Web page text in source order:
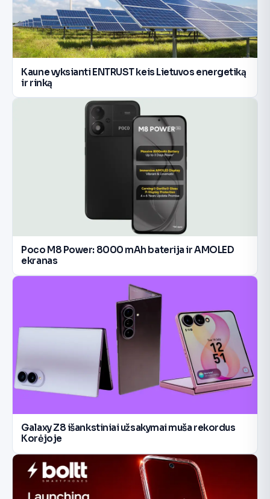
Kaune vyksianti ENTRUST keis Lietuvos energetiką
ir rinką
Poco M8 Power: 8000 mAh baterija ir AMOLED
ekranas
Galaxy Z8 išankstiniai užsakymai muša rekordus
Korėjoje